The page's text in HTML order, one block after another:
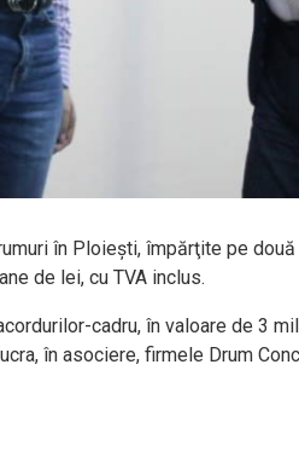
în Ploieşti, împărţite pe
de lei, cu TVA inclus.
cadru, în valoare de 3
în asociere, firmele Drum